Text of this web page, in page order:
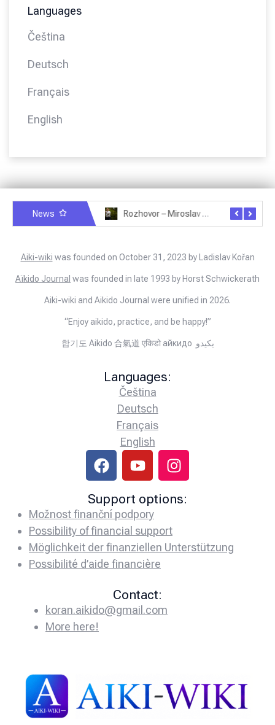
Languages
Čeština
Deutsch
Français
English
News
Aiki-wiki was founded on October 31, 2023 by Ladislav Kořan
Aïkido Journal was founded in late 1993 by Horst Schwickerath
Aiki-wiki and Aikido Journal were unified in 2026.
“Enjoy aikido, practice, and be happy!”
합기도 Aikido 合氣道 एकिडो айкидо يكيدو
Languages:
Čeština
Deutsch
Français
English
Support options:
Možnost finanční podpory
Possibility of financial support
Möglichkeit der finanziellen Unterstützung
Possibilité d’aide financière
Contact:
koran.aikido@gmail.com
More here!